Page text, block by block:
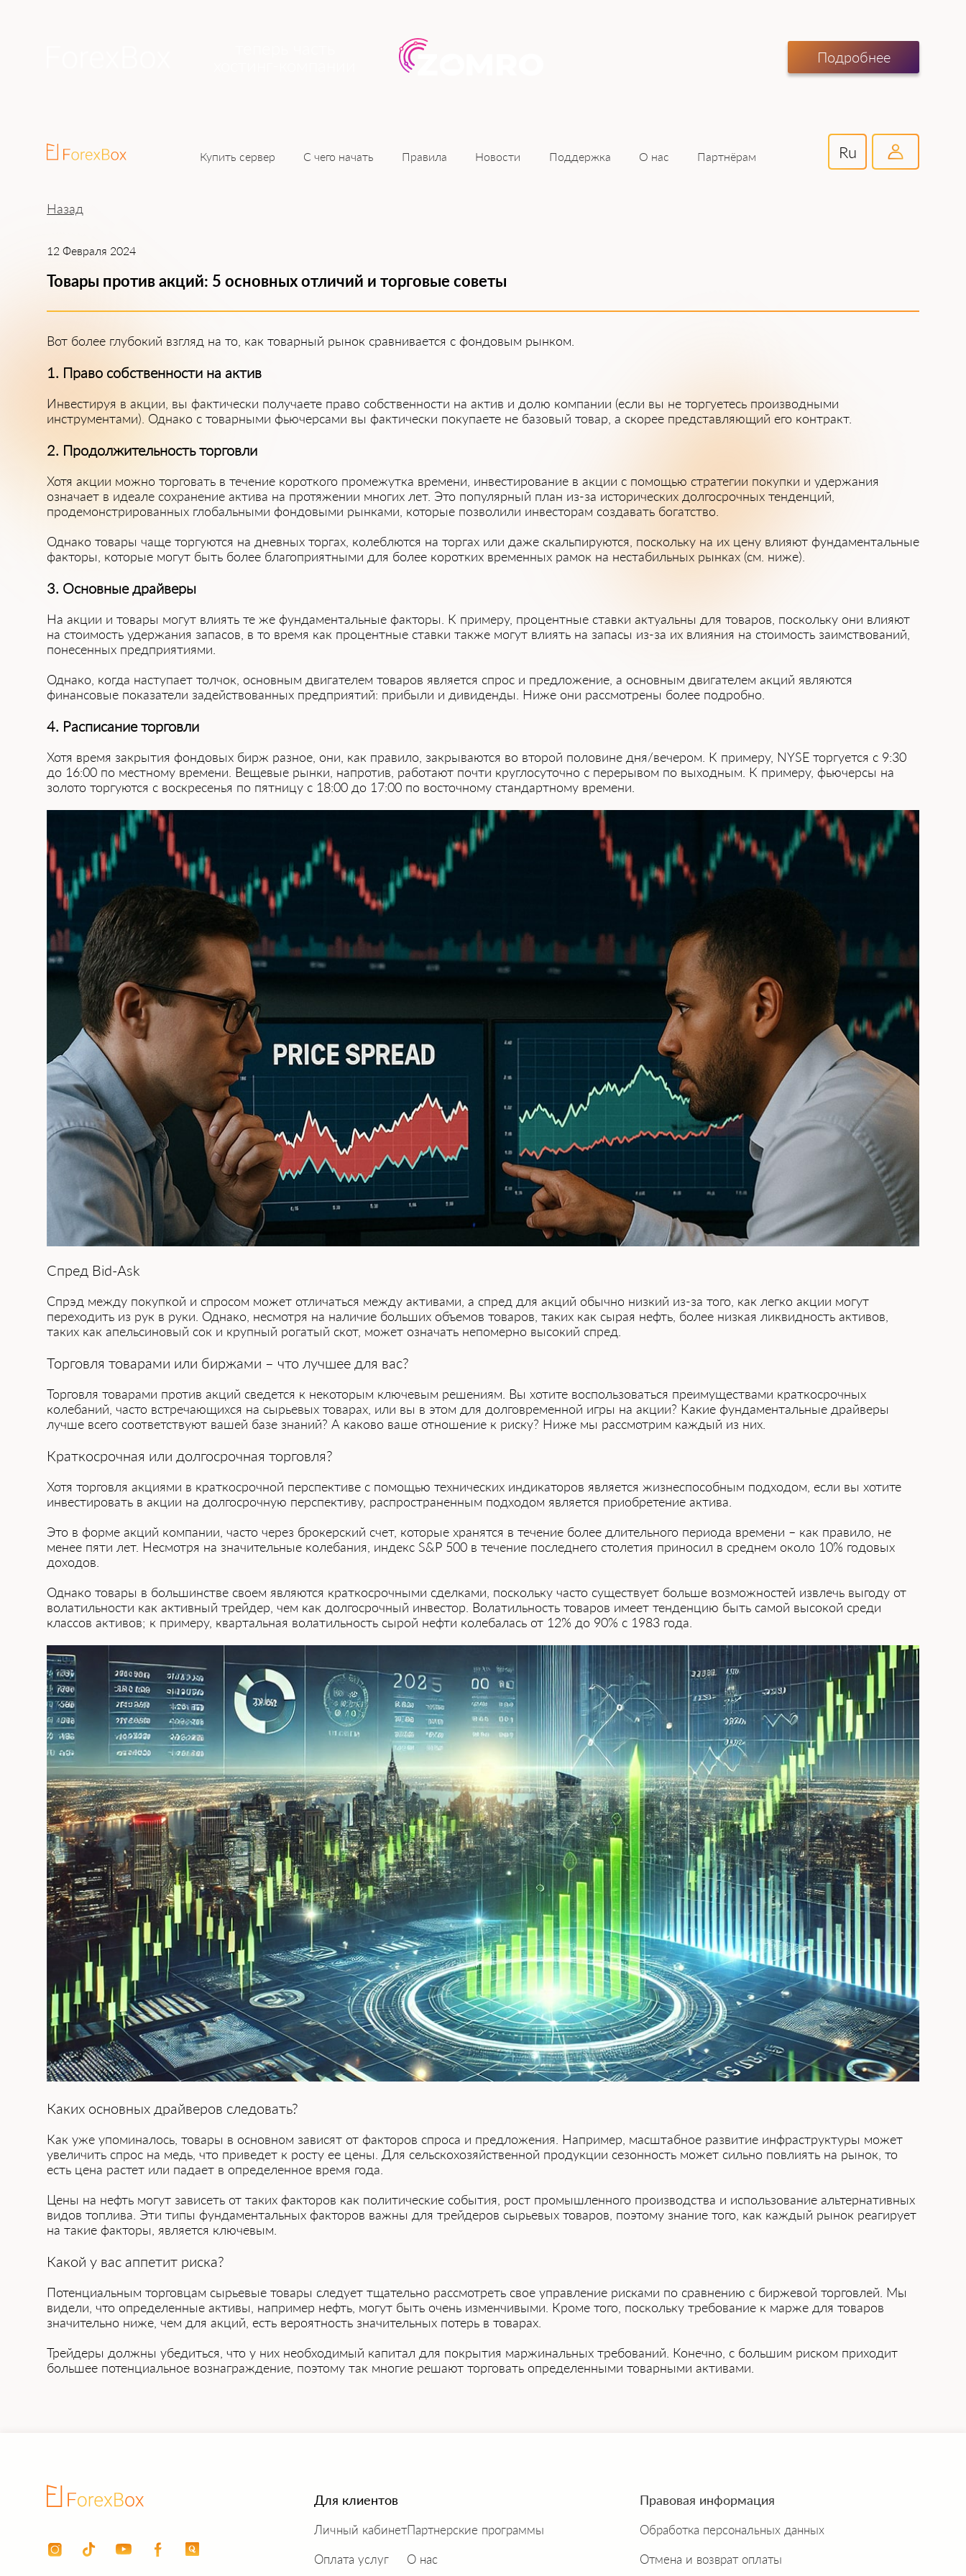
Подробнее
Купить сервер С чего начать Правила Новости Поддержка О нас Партнёрам Ru
Назад
12 Февраля 2024
Товары против акций: 5 основных отличий и торговые советы
Вот более глубокий взгляд на то, как товарный рынок сравнивается с фондовым рынком.
1. Право собственности на актив
Инвестируя в акции, вы фактически получаете право собственности на актив и долю компании (если вы не торгуетесь производными
инструментами). Однако с товарными фьючерсами вы фактически покупаете не базовый товар, а скорее представляющий его контракт.
2. Продолжительность торговли
Хотя акции можно торговать в течение короткого промежутка времени, инвестирование в акции с помощью стратегии покупки и удержания
означает в идеале сохранение актива на протяжении многих лет. Это популярный план из-за исторических долгосрочных тенденций,
продемонстрированных глобальными фондовыми рынками, которые позволили инвесторам создавать богатство.
Однако товары чаще торгуются на дневных торгах, колеблются на торгах или даже скальпируются, поскольку на их цену влияют фундаментальные
факторы, которые могут быть более благоприятными для более коротких временных рамок на нестабильных рынках (см. ниже).
3. Основные драйверы
На акции и товары могут влиять те же фундаментальные факторы. К примеру, процентные ставки актуальны для товаров, поскольку они влияют
на стоимость удержания запасов, в то время как процентные ставки также могут влиять на запасы из-за их влияния на стоимость заимствований,
понесенных предприятиями.
Однако, когда наступает толчок, основным двигателем товаров является спрос и предложение, а основным двигателем акций являются
финансовые показатели задействованных предприятий: прибыли и дивиденды. Ниже они рассмотрены более подробно.
4. Расписание торговли
Хотя время закрытия фондовых бирж разное, они, как правило, закрываются во второй половине дня/вечером. К примеру, NYSE торгуется с 9:30
до 16:00 по местному времени. Вещевые рынки, напротив, работают почти круглосуточно с перерывом по выходным. К примеру, фьючерсы на
золото торгуются с воскресенья по пятницу с 18:00 до 17:00 по восточному стандартному времени.
Спред Bid-Ask
Спрэд между покупкой и спросом может отличаться между активами, а спред для акций обычно низкий из-за того, как легко акции могут
переходить из рук в руки. Однако, несмотря на наличие больших объемов товаров, таких как сырая нефть, более низкая ликвидность активов,
таких как апельсиновый сок и крупный рогатый скот, может означать непомерно высокий спред.
Торговля товарами или биржами – что лучшее для вас?
Торговля товарами против акций сведется к некоторым ключевым решениям. Вы хотите воспользоваться преимуществами краткосрочных
колебаний, часто встречающихся на сырьевых товарах, или вы в этом для долговременной игры на акции? Какие фундаментальные драйверы
лучше всего соответствуют вашей базе знаний? А каково ваше отношение к риску? Ниже мы рассмотрим каждый из них.
Краткосрочная или долгосрочная торговля?
Хотя торговля акциями в краткосрочной перспективе с помощью технических индикаторов является жизнеспособным подходом, если вы хотите
инвестировать в акции на долгосрочную перспективу, распространенным подходом является приобретение актива.
Это в форме акций компании, часто через брокерский счет, которые хранятся в течение более длительного периода времени – как правило, не
менее пяти лет. Несмотря на значительные колебания, индекс S&P 500 в течение последнего столетия приносил в среднем около 10% годовых
доходов.
Однако товары в большинстве своем являются краткосрочными сделками, поскольку часто существует больше возможностей извлечь выгоду от
волатильности как активный трейдер, чем как долгосрочный инвестор. Волатильность товаров имеет тенденцию быть самой высокой среди
классов активов; к примеру, квартальная волатильность сырой нефти колебалась от 12% до 90% с 1983 года.
Каких основных драйверов следовать?
Как уже упоминалось, товары в основном зависят от факторов спроса и предложения. Например, масштабное развитие инфраструктуры может
увеличить спрос на медь, что приведет к росту ее цены. Для сельскохозяйственной продукции сезонность может сильно повлиять на рынок, то
есть цена растет или падает в определенное время года.
Цены на нефть могут зависеть от таких факторов как политические события, рост промышленного производства и использование альтернативных
видов топлива. Эти типы фундаментальных факторов важны для трейдеров сырьевых товаров, поэтому знание того, как каждый рынок реагирует
на такие факторы, является ключевым.
Какой у вас аппетит риска?
Потенциальным торговцам сырьевые товары следует тщательно рассмотреть свое управление рисками по сравнению с биржевой торговлей. Мы
видели, что определенные активы, например нефть, могут быть очень изменчивыми. Кроме того, поскольку требование к марже для товаров
значительно ниже, чем для акций, есть вероятность значительных потерь в товарах.
Трейдеры должны убедиться, что у них необходимый капитал для покрытия маржинальных требований. Конечно, с большим риском приходит
большее потенциальное вознаграждение, поэтому так многие решают торговать определенными товарными активами.
Для клиентов
Личный кабинет
Оплата услуг
Партнерские программы
О нас
Правовая информация
Обработка персональных данных
Отмена и возврат оплаты